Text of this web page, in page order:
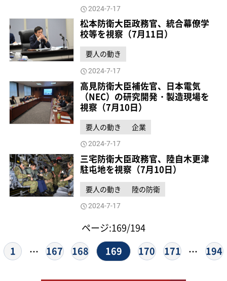
2024-7-17
松本防衛大臣政務官、統合幕僚学
校等を視察（7月11日）
要人の動き
2024-7-17
高見防衛大臣補佐官、日本電気
（NEC）の研究開発・製造現場を
視察（7月10日）
要人の動き 企業
2024-7-17
三宅防衛大臣政務官、陸自木更津
駐屯地を視察（7月10日）
要人の動き 陸の防衛
2024-7-17
ページ:169/194
1
… 167 168 169 170 171 … 194